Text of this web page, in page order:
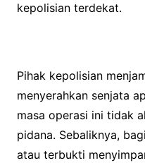
kepolisian terdekat.
Pihak kepolisian
menyerahkan senjata
masa operasi ini tidak
pidana. Sebaliknya,
atau terbukti